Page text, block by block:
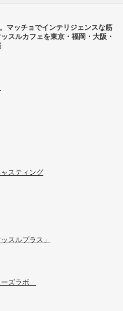
マッチョでインテリジェンスな筋
スルカフェを東京・福岡・大阪・
スティング
スルプラス」
ズラボ」